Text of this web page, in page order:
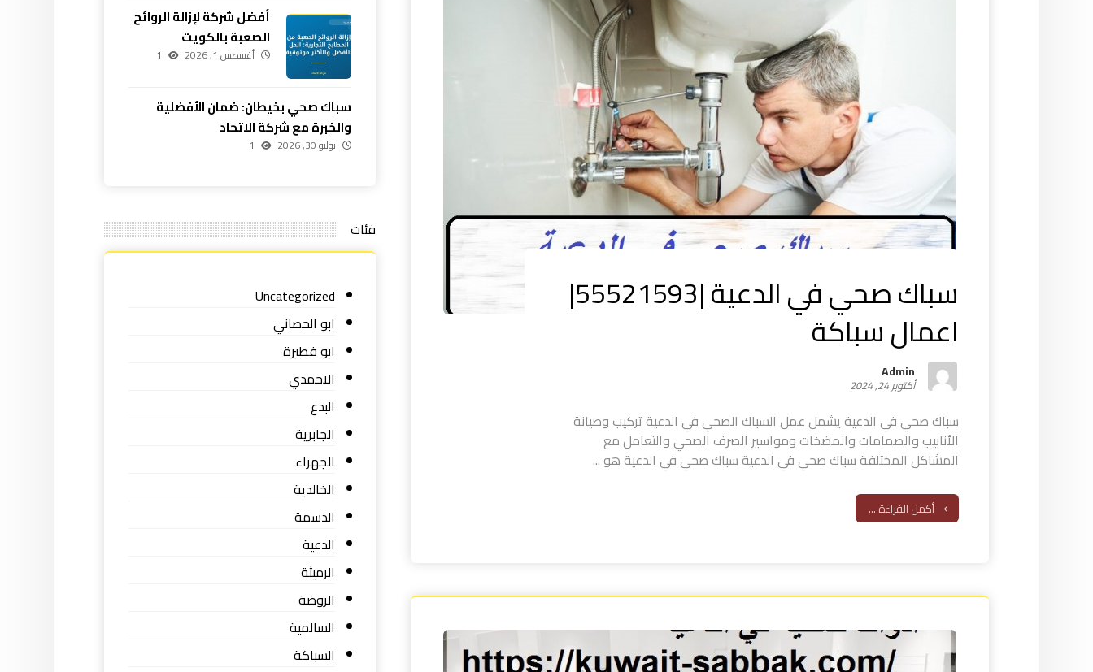
سباك صحي في الدعية |55521593|
اعمال سباكة
Admin
أكتوبر 24, 2024
سباك صحي في الدعية يشمل عمل السباك الصحي في الدعية تركيب وصيانة
الأنابيب والصمامات والمضخات ومواسير الصرف الصحي والتعامل مع
المشاكل المختلفة سباك صحي في الدعية سباك صحي في الدعية هو ...
أكمل القراءة ...
أفضل شركة لإزالة الروائح
الصعبة بالكويت
أغسطس 1, 2026 1
سباك صحي بخيطان: ضمان الأفضلية
والخبرة مع شركة الاتحاد
يوليو 30, 2026 1
فئات
Uncategorized
ابو الحصاني
ابو فطيرة
الاحمدي
البدع
الجابرية
الجهراء
الخالدية
الدسمة
الدعية
الرميثة
الروضة
السالمية
السباكة